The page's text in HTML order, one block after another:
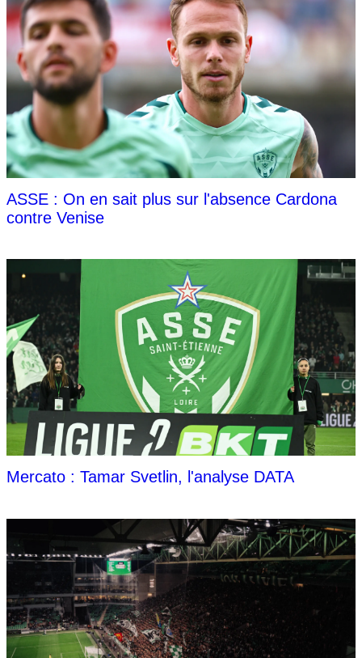
ASSE : On en sait plus sur l'absence Cardona
contre Venise
Mercato : Tamar Svetlin, l'analyse DATA